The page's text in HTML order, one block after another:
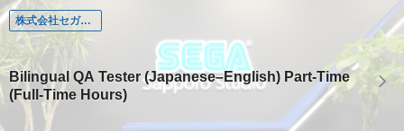
株式会社セガ札幌スタジオ
Bilingual QA Tester (Japanese–English) Part-Time
(Full-Time Hours)